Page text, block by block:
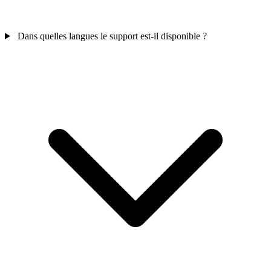
Dans quelles langues le support est-il disponible ?